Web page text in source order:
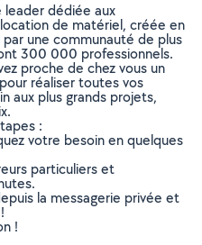
leader dédiée aux
de matériel, créée en
une communauté de plus
300 000 professionnels.
proche de chez vous un
réaliser toutes vos
aux plus grands projets,
:
votre besoin en quelques
particuliers et
la messagerie privée et
!